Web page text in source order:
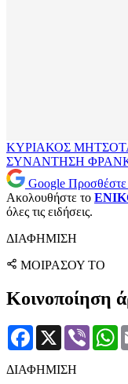
ΚΥΡΙΑΚΟΣ
ΣΥΝΑΝΤΗΣΗ
Google
Ακολουθήστε το
όλες τις ειδήσεις.
ΔΙΑΦΗΜΙΣΗ
ΜΟΙΡΑΣΟΥ ΤΟ
Κοινοποίηση
Facebook
X Viber
ΔΙΑΦΗΜΙΣΗ